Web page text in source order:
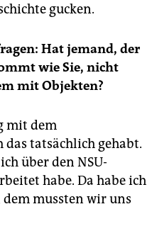
gucken.
Hat jemand, der
wie Sie, nicht
mit Objekten?
mit dem
tatsächlich gehabt.
über den NSU-
habe. Da habe ich
mussten wir uns